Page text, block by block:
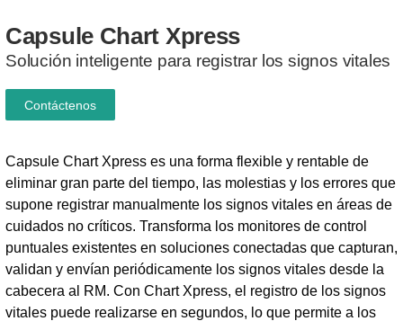
Capsule Chart Xpress
Solución inteligente para registrar los signos vitales
Capsule Chart Xpress es una forma flexible y rentable de
eliminar gran parte del tiempo, las molestias y los errores que
supone registrar manualmente los signos vitales en áreas de
cuidados no críticos. Transforma los monitores de control
puntuales existentes en soluciones conectadas que capturan,
validan y envían periódicamente los signos vitales desde la
cabecera al RM. Con Chart Xpress, el registro de los signos
vitales puede realizarse en segundos, lo que permite a los
Contáctenos